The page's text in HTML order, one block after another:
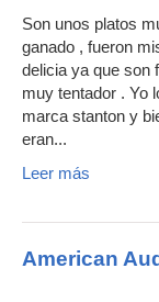
Son unos platos
ganado , fueron
delicia ya que son
muy tentador . Yo
marca stanton y
eran...
Leer más
American